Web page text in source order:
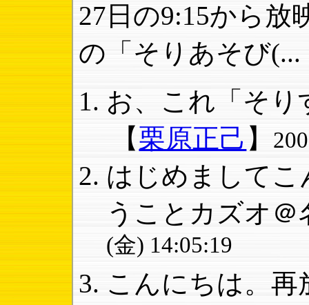
27日の9:15から放
の「そりあそび(...
お、これ「そり
【栗原正己 】
はじめましてこ
うことカズオ＠
(金) 14:05:19
こんにちは。再